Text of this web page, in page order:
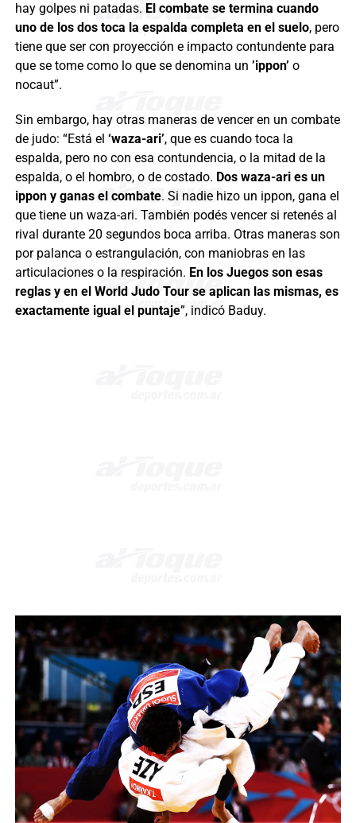
hay golpes ni patadas. El combate se termina cuando
uno de los dos toca la espalda completa en el suelo, pero
tiene que ser con proyección e impacto contundente para
que se tome como lo que se denomina un ’ippon’ o
nocaut”.
Sin embargo, hay otras maneras de vencer en un combate
de judo: “Está el ‘waza-ari’, que es cuando toca la
espalda, pero no con esa contundencia, o la mitad de la
espalda, o el hombro, o de costado. Dos waza-ari es un
ippon y ganas el combate. Si nadie hizo un ippon, gana el
que tiene un waza-ari. También podés vencer si retenés al
rival durante 20 segundos boca arriba. Otras maneras son
por palanca o estrangulación, con maniobras en las
articulaciones o la respiración. En los Juegos son esas
reglas y en el World Judo Tour se aplican las mismas, es
exactamente igual el puntaje”, indicó Baduy.